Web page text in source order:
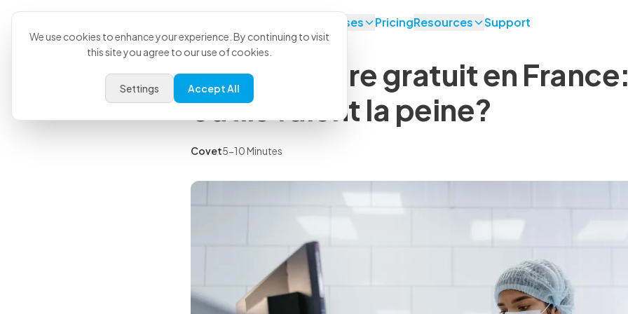
Use Cases PricingResources Support
IA vétérinaire gratuit en
outils valent la peine?
Covet5-10 Minutes
We use cookies to enhance your experience. By continuing to visit
this site you agree to our use of cookies.
Settings Accept All